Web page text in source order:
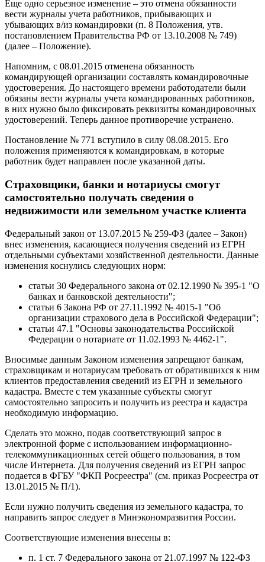
Еще одно серьезное изменение – это отмена обязанности
вести журналы учета работников, прибывающих и
убывающих в/из командировки (п. 8 Положения, утв.
постановлением Правительства РФ от 13.10.2008 № 749)
(далее – Положение).
Напомним, с 08.01.2015 отменена обязанность
командирующей организации составлять командировочные
удостоверения. До настоящего времени работодатели были
обязаны вести журналы учета командированных работников,
в них нужно было фиксировать реквизиты командировочных
удостоверений. Теперь данное противоречие устранено.
Постановление № 771 вступило в силу 08.08.2015. Его
положения применяются к командировкам, в которые
работник будет направлен после указанной даты.
Страховщики, банки и нотариусы смогут
самостоятельно получать сведения о
недвижимости или земельном участке клиента
Федеральный закон от 13.07.2015 № 259-ФЗ (далее – Закон)
внес изменения, касающиеся получения сведений из ЕГРН
отдельными субъектами хозяйственной деятельности. Данные
изменения коснулись следующих норм:
статьи 30 Федерального закона от 02.12.1990 № 395-1 "О
банках и банковской деятельности";
статьи 6 Закона РФ от 27.11.1992 № 4015-1 "Об
организации страхового дела в Российской Федерации";
статьи 47.1 "Основы законодательства Российской
Федерации о нотариате от 11.02.1993 № 4462-1".
Вносимые данным Законом изменения запрещают банкам,
страховщикам и нотариусам требовать от обратившихся к ним
клиентов предоставления сведений из ЕГРН и земельного
кадастра. Вместе с тем указанные субъекты смогут
самостоятельно запросить и получить из реестра и кадастра
необходимую информацию.
Сделать это можно, подав соответствующий запрос в
электронной форме с использованием информационно-
телекоммуникационных сетей общего пользования, в том
числе Интернета. Для получения сведений из ЕГРН запрос
подается в ФГБУ "ФКП Росреестра" (см. приказ Росреестра от
13.01.2015 № П/1).
Если нужно получить сведения из земельного кадастра, то
направить запрос следует в Минэкономразвития России.
Соответствующие изменения внесены в:
п. 1 ст. 7 Федерального закона от 21.07.1997 № 122-ФЗ